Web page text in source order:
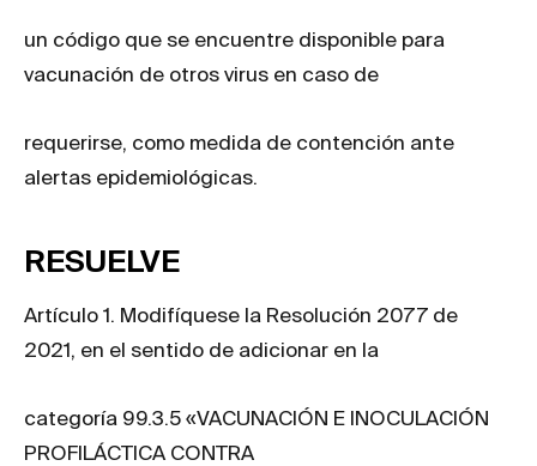
un código que se encuentre disponible para
vacunación de otros virus en caso de
requerirse, como medida de contención ante
alertas epidemiológicas.
RESUELVE
Artículo 1. Modifíquese la Resolución 2077 de
2021, en el sentido de adicionar en la
categoría 99.3.5 «VACUNACIÓN E INOCULACIÓN
PROFILÁCTICA CONTRA